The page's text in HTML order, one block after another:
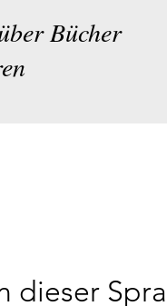
Bücher
dieser